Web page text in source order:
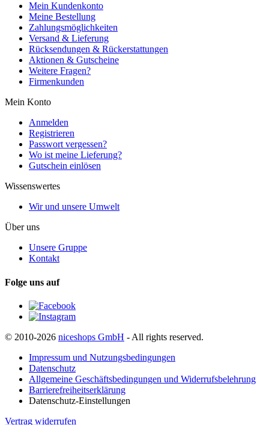
Mein Kundenkonto
Meine Bestellung
Zahlungsmöglichkeiten
Versand & Lieferung
Rücksendungen & Rückerstattungen
Aktionen & Gutscheine
Weitere Fragen?
Firmenkunden
Mein Konto
Anmelden
Registrieren
Passwort vergessen?
Wo ist meine Lieferung?
Gutschein einlösen
Wissenswertes
Wir und unsere Umwelt
Über uns
Unsere Gruppe
Kontakt
Folge uns auf
© 2010-2026 niceshops GmbH - All rights reserved.
Impressum und Nutzungsbedingungen
Datenschutz
Allgemeine Geschäftsbedingungen und Widerrufsbelehrung
Barrierefreiheitserklärung
Datenschutz-Einstellungen
Vertrag widerrufen